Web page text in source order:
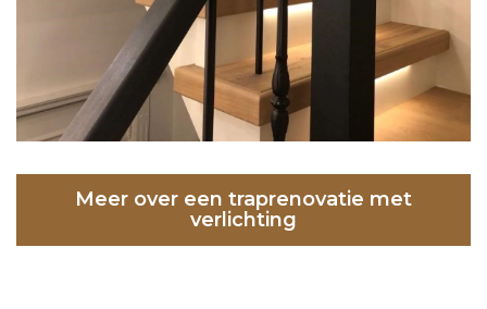
Meer over een traprenovatie met
verlichting